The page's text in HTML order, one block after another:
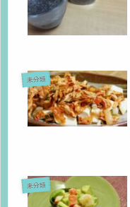
未分類
未分類